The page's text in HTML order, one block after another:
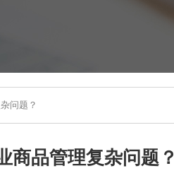
问题？
商品管理复杂问题？